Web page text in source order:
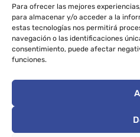
Para ofrecer las mejores
para almacenar y/o acceder a la
estas tecnologías nos permitirá
navegación o las identificaciones
consentimiento, puede afectar
funciones.